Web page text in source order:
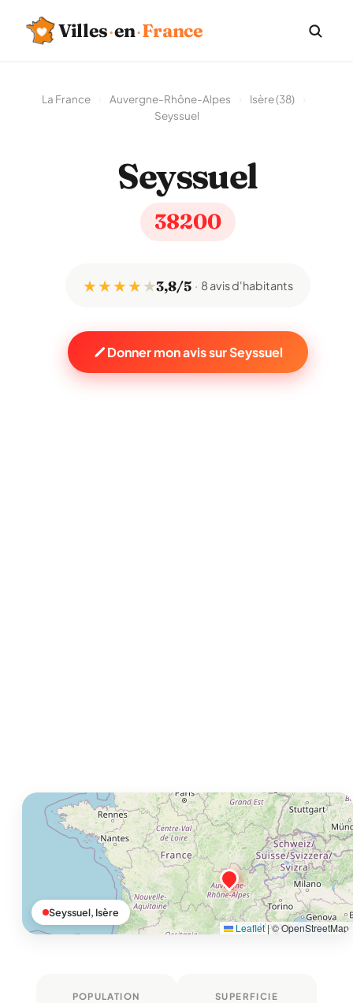
Villes·en·France
La France Auvergne-Rhône-Alpes Isère (38)
Seyssuel
Seyssuel
38200
★ ★ ★ ★★3,8/5 8 avis d'habitants
Donner mon avis sur Seyssuel
Leaflet |© OpenStreetMap
Seyssuel, Isère
POPULATION SUPERFICIE